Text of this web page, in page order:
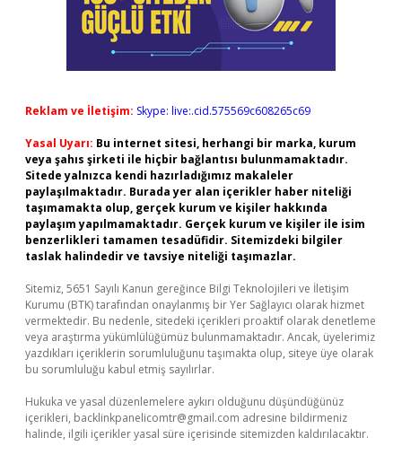
Reklam ve İletişim: Skype: live:.cid.575569c608265c69
Yasal Uyarı: Bu internet sitesi, herhangi bir marka, kurum
veya şahıs şirketi ile hiçbir bağlantısı bulunmamaktadır.
Sitede yalnızca kendi hazırladığımız makaleler
paylaşılmaktadır. Burada yer alan içerikler haber niteliği
taşımamakta olup, gerçek kurum ve kişiler hakkında
paylaşım yapılmamaktadır. Gerçek kurum ve kişiler ile isim
benzerlikleri tamamen tesadüfidir. Sitemizdeki bilgiler
taslak halindedir ve tavsiye niteliği taşımazlar.
Sitemiz, 5651 Sayılı Kanun gereğince Bilgi Teknolojileri ve İletişim
Kurumu (BTK) tarafından onaylanmış bir Yer Sağlayıcı olarak hizmet
vermektedir. Bu nedenle, sitedeki içerikleri proaktif olarak denetleme
veya araştırma yükümlülüğümüz bulunmamaktadır. Ancak, üyelerimiz
yazdıkları içeriklerin sorumluluğunu taşımakta olup, siteye üye olarak
bu sorumluluğu kabul etmiş sayılırlar.
Hukuka ve yasal düzenlemelere aykırı olduğunu düşündüğünüz
içerikleri, backlinkpanelicomtr@gmail.com adresine bildirmeniz
halinde, ilgili içerikler yasal süre içerisinde sitemizden kaldırılacaktır.